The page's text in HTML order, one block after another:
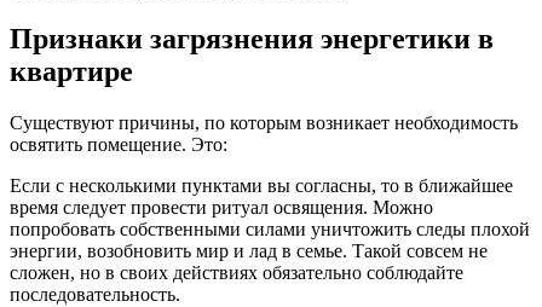
Признаки загрязнения энергетики в
квартире
Существуют причины, по которым возникает необходимость
освятить помещение. Это:
Если с несколькими пунктами вы согласны, то в ближайшее
время следует провести ритуал освящения. Можно
попробовать собственными силами уничтожить следы плохой
энергии, возобновить мир и лад в семье. Такой совсем не
сложен, но в своих действиях обязательно соблюдайте
последовательность.